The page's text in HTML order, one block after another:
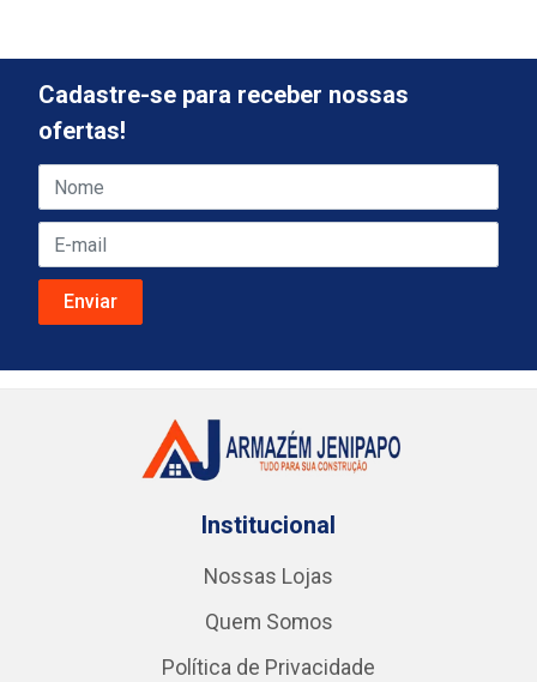
Cadastre-se para receber nossas
ofertas!
Institucional
Nossas Lojas
Quem Somos
Política de Privacidade